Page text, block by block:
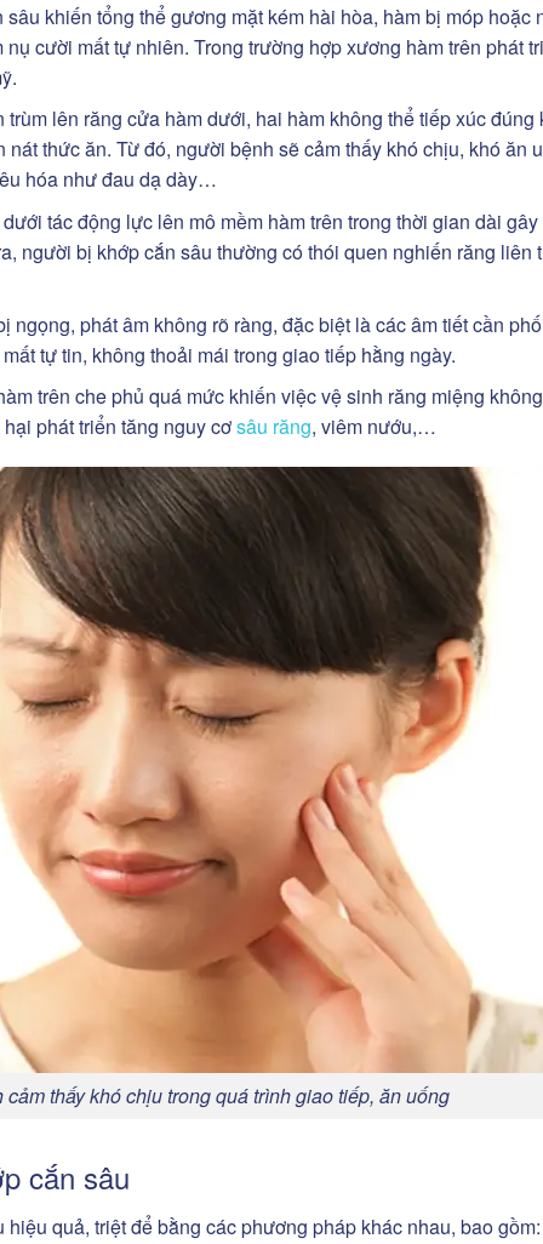
khiến tổng thể gương mặt kém hài hòa, hàm bị móp hoặc
cười mất tự nhiên. Trong trường hợp xương hàm trên phát
lên răng cửa hàm dưới, hai hàm không thể tiếp xúc đúng
thức ăn. Từ đó, người bệnh sẽ cảm thấy khó chịu, khó ăn
hóa như đau dạ dày…
tác động lực lên mô mềm hàm trên trong thời gian dài
người bị khớp cắn sâu thường có thói quen nghiến răng liên
phát âm không rõ ràng, đặc biệt là các âm tiết cần
tự tin, không thoải mái trong giao tiếp hằng ngày.
trên che phủ quá mức khiến việc vệ sinh răng miệng
phát triển tăng nguy cơsâu răng, viêm nướu,…
thấy khó chịu trong quá trình giao tiếp, ăn uống
cắn sâu
quả, triệt để bằng các phương pháp khác nhau, bao